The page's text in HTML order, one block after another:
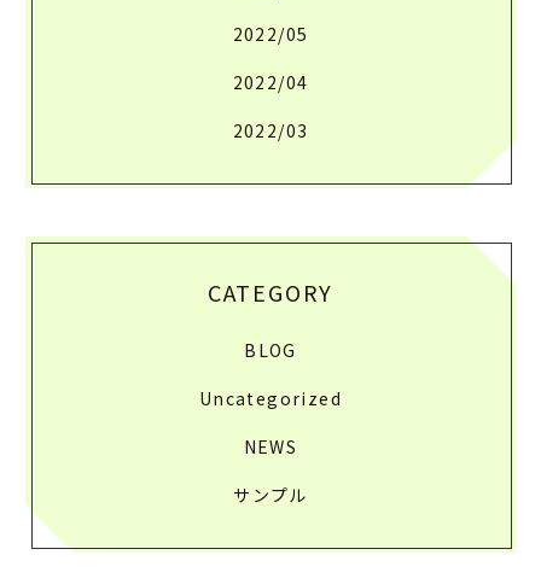
2022/05
2022/04
2022/03
CATEGORY
BLOG
Uncategorized
NEWS
サンプル